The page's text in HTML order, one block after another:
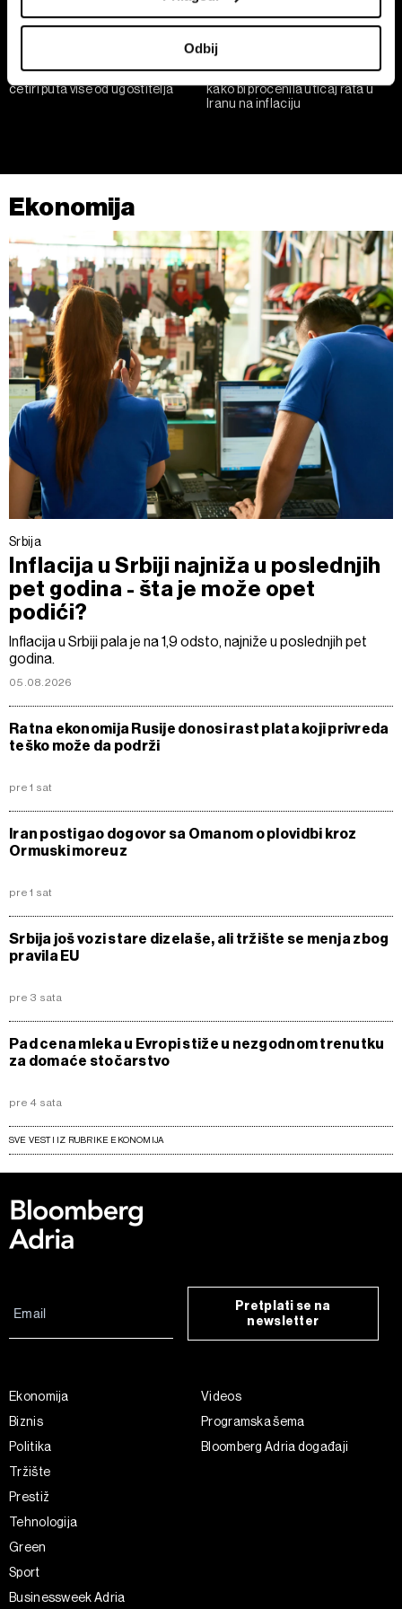
U svakom trenutku možete da promenite ili povučete
saglasnost u Deklaraciji o kolačićima.
Zajednički rukovaoci su HD-WIN ARENA SPORT d.o.o. i
Kolačiće u bilo kojem trenutku možete ponovno ažurirati
trenutku opozvati bez negativnih posledica.
Odbij
Programeri u Srbiji zarađuju
četiri puta više od ugostitelja
ECB zadržala kamatne stope
kako bi procenila uticaj rata u
Iranu na inflaciju
Ekonomija
Srbija
Inflacija u Srbiji najniža u poslednjih
pet godina - šta je može opet
podići?
Inflacija u Srbiji pala je na 1,9 odsto, najniže u poslednjih pet
godina.
05.08.2026
Ratna ekonomija Rusije donosi rast plata koji privreda
teško može da podrži
pre 1 sat
Iran postigao dogovor sa Omanom o plovidbi kroz
Ormuski moreuz
pre 1 sat
Srbija još vozi stare dizelaše, ali tržište se menja zbog
pravila EU
pre 3 sata
Pad cena mleka u Evropi stiže u nezgodnom trenutku
za domaće stočarstvo
pre 4 sata
SVE VESTI IZ RUBRIKE EKONOMIJA
Pretplati se na
newsletter
Ekonomija
Biznis
Politika
Tržište
Prestiž
Tehnologija
Green
Sport
Businessweek Adria
Videos
Programska šema
Bloomberg Adria događaji